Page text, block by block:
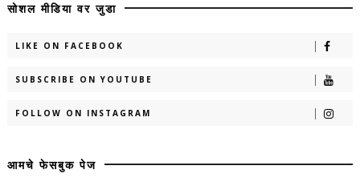
सोशल मीडिया वर जुडा
LIKE ON FACEBOOK
SUBSCRIBE ON YOUTUBE
FOLLOW ON INSTAGRAM
आमचे फेसबुक पेज